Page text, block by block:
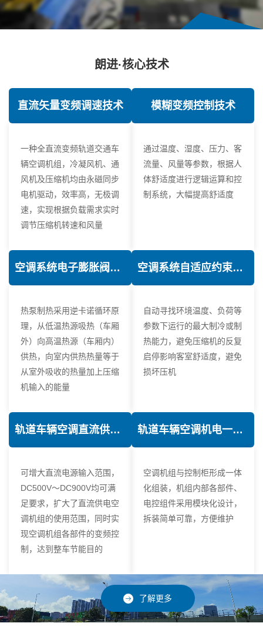
朗进·核心技术
直流矢量变频调速技术
一种全直流变频轨道交通车
辆空调机组，冷凝风机、通
风机及压缩机均由永磁同步
电机驱动，效率高，无极调
速，实现根据负载需求实时
调节压缩机转速和风量
模糊变频控制技术
通过温度、湿度、压力、客
流量、风量等参数，根据人
体舒适度进行逻辑运算和控
制系统，大幅提高舒适度
空调系统电子膨胀阀热力学优化技术
热泵制热采用逆卡诺循环原
理，从低温热源吸热（车厢
外）向高温热源（车厢内）
供热，向室内供热热量等于
从室外吸收的热量加上压缩
机输入的能量
空调系统自适应约束控制技术
自动寻找环境温度、负荷等
参数下运行的最大制冷或制
热能力，避免压缩机的反复
启停影响客室舒适度，避免
损坏压机
轨道车辆空调直流供电技术
可增大直流电源输入范围，
DC500V～DC900V均可满
足要求，扩大了直流供电空
调机组的使用范围，同时实
现空调机组各部件的变频控
制，达到整车节能目的
轨道车辆空调机电一体化技术
空调机组与控制柜形成一体
化组装，机组内部各部件、
电控组件采用模块化设计，
拆装简单可靠，方便维护
了解更多